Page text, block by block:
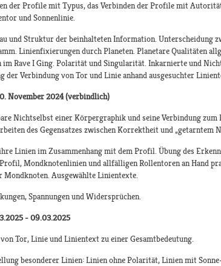
der Profile mit Typus, das Verbinden der Profile mit
und Sonnenlinie.
und Struktur der beinhalteten Information. Unterscheidung
Linienfixierungen durch Planeten. Planetare Qualitäten
im Rave I Ging. Polarität und Singularität. Inkarnierte und
der Verbindung von Tor und Linie anhand ausgesuchter
November 2024 (verbindlich)
Nichtselbst einer Körpergraphik und seine Verbindung
des Gegensatzes zwischen Korrektheit und „getarntem
Linien im Zusammenhang mit dem Profil. Übung des
Mondknotenlinien und allfälligen Rollentoren an Hand
Mondknoten. Ausgewählte Linientexte.
Spannungen und Widersprüchen.
- 09.03.2025
Tor, Linie und Linientext zu einer Gesamtbedeutung.
besonderer Linien: Linien ohne Polarität, Linien mit